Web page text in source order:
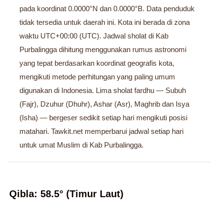
pada koordinat 0.0000°N dan 0.0000°B. Data penduduk
tidak tersedia untuk daerah ini. Kota ini berada di zona
waktu UTC+00:00 (UTC). Jadwal sholat di Kab
Purbalingga dihitung menggunakan rumus astronomi
yang tepat berdasarkan koordinat geografis kota,
mengikuti metode perhitungan yang paling umum
digunakan di Indonesia. Lima sholat fardhu — Subuh
(Fajr), Dzuhur (Dhuhr), Ashar (Asr), Maghrib dan Isya
(Isha) — bergeser sedikit setiap hari mengikuti posisi
matahari. Tawkit.net memperbarui jadwal setiap hari
untuk umat Muslim di Kab Purbalingga.
Qibla: 58.5° (Timur Laut)